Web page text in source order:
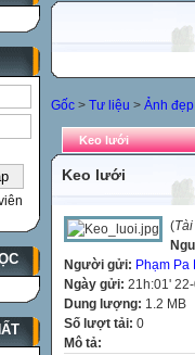
Gốc > Tư liệu > Ảnh
Keo lưới
Keo lưới
(
Người gửi: Phạm Pa
Ngày gửi: 21h:01'
Dung lượng: 1.2 MB
Số lượt tải: 0
Mô tả: